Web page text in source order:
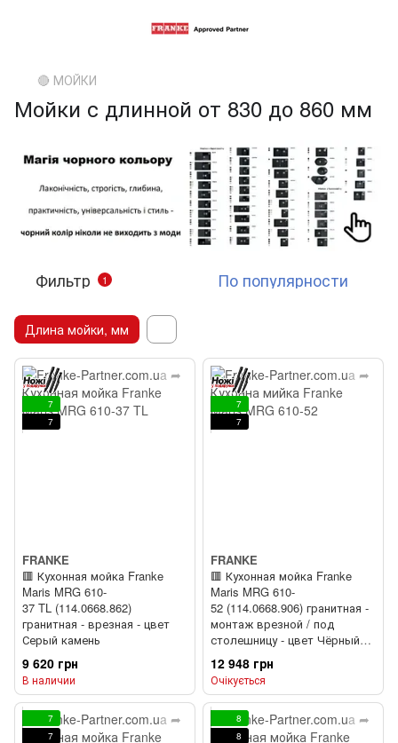
🔴 МОЙКИ
Мойки с длинной от 830 до 860 мм
Фильтр 1 По популярности
Длина мойки, мм
7
7
FRANKE
🟥 Кухонная мойка Franke
Maris MRG 610-
37 TL (114.0668.862)
гранитная - врезная - цвет
Серый камень
9 620 грн
В наличии
7
7
FRANKE
🟥 Кухонная мойка Franke
Maris MRG 610-
52 (114.0668.906) гранитная -
монтаж врезной / под
столешницу - цвет Чёрный
12 948 грн
Очікується
7
7
8
8